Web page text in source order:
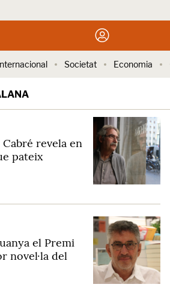
Societat Economia
revela en
pateix
el Premi
novel·la del